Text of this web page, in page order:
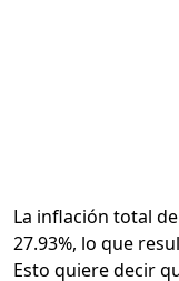
La inflación total
27.93%, lo que
Esto quiere decir